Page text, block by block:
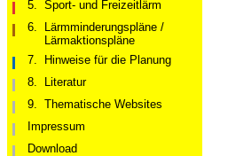
5. Sport- und Freizeitlärm
6.
Lärmminderungspläne /
Lärmaktionspläne
7.
Hinweise für die Planung
8.
Literatur
9. Thematische Websites
Impressum
Download